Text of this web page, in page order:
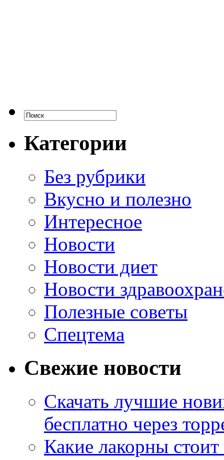
Категории
Без рубрики
Вкусно и полезно
Интересное
Новости
Новости диет
Новости
Полезные советы
Спецтема
Свежие новости
Скачать лучшие
бесплатно через
Какие лакорны стоит